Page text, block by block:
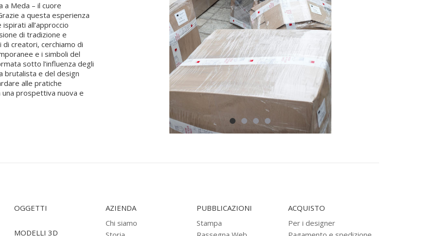
Meda – il cuore
a questa esperienza
all’approccio
di tradizione e
di creatori, cerchiamo di
e i simboli del
sotto l’influenza degli
brutalista e del design
alle pratiche
prospettiva nuova e
OGGETTI
AZIENDA
Chi siamo
PUBBLICAZIONI
Stampa
MODELLI 3D
ACQUISTO
Per i designer